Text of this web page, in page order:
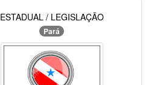
ESTADUAL / LEGISLAÇÃO
Pará